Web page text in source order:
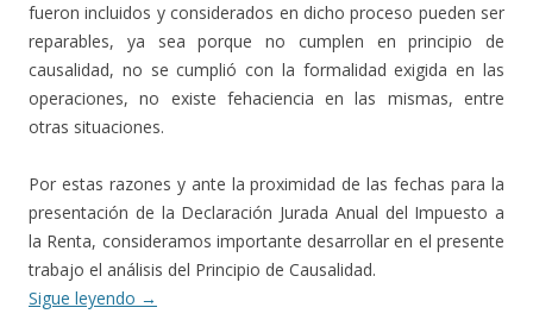
fueron incluidos y considerados en dicho proceso pueden ser
reparables, ya sea porque no cumplen en principio de
causalidad, no se cumplió con la formalidad exigida en las
operaciones, no existe fehaciencia en las mismas, entre
otras situaciones.
Por estas razones y ante la proximidad de las fechas para la
presentación de la Declaración Jurada Anual del Impuesto a
la Renta, consideramos importante desarrollar en el presente
trabajo el análisis del Principio de Causalidad.
Sigue leyendo →